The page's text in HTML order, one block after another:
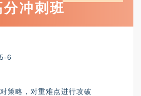
分冲刺班
6
策略，对重难点进行攻破